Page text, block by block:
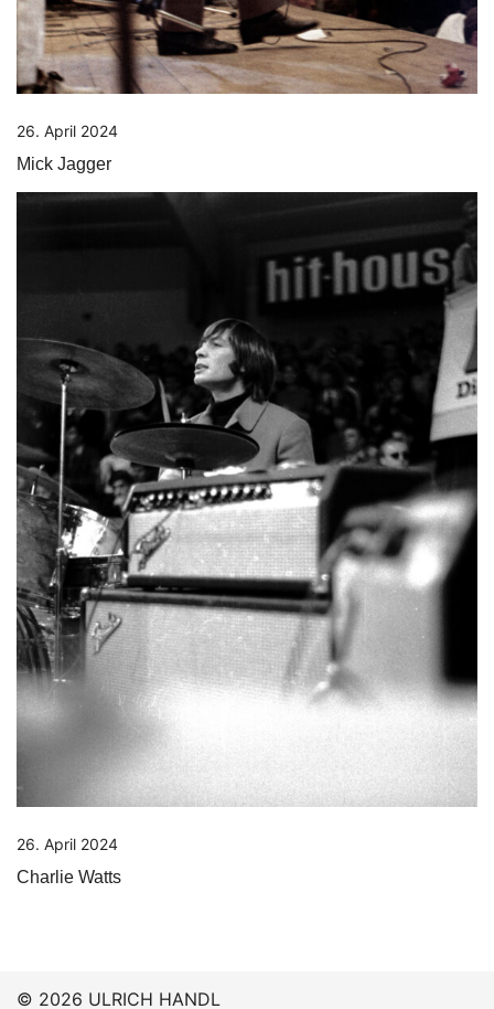
26. April 2024
Mick Jagger
26. April 2024
Charlie Watts
© 2026 ULRICH HANDL